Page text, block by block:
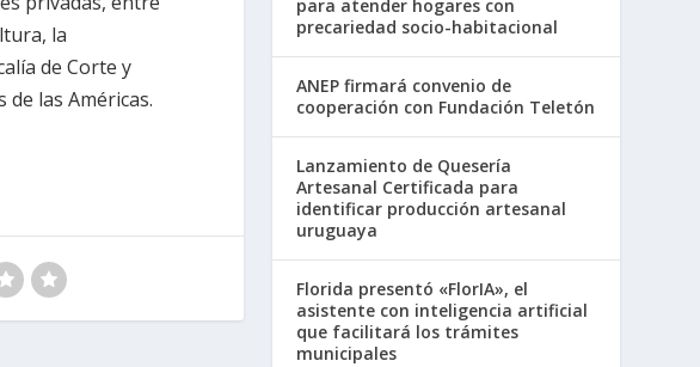
la
de Corte y
las Américas.
para atender hogares con
precariedad socio-habitacional
ANEP firmará convenio de
cooperación con Fundación Teletón
Lanzamiento de Quesería
Artesanal Certificada para
identificar producción artesanal
uruguaya
Florida presentó «FlorIA», el
asistente con inteligencia artificial
que facilitará los trámites
municipales